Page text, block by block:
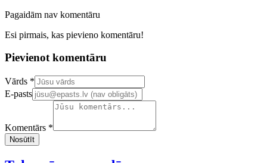
Pagaidām nav komentāru
Esi pirmais, kas pievieno komentāru!
Pievienot komentāru
Confirm your email address
Vārds *
E-pasts
Komentārs *
Nosūtīt